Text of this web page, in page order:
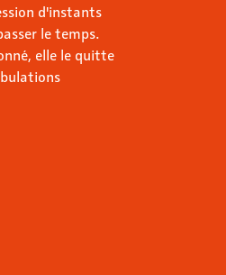
d'instants
le temps.
elle le quitte